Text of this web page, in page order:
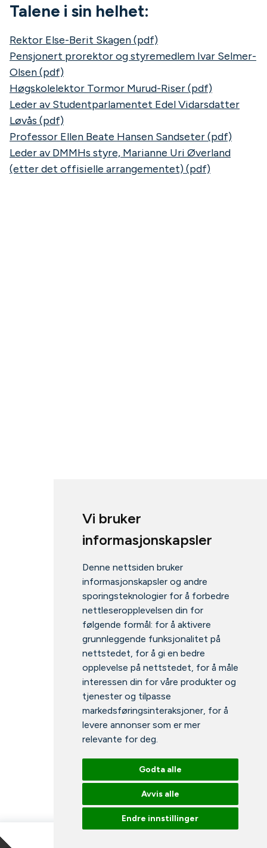
Vi bruker
informasjonskapsler
Denne nettsiden bruker
informasjonskapsler og andre
sporingsteknologier for å forbedre
nettleseropplevelsen din for
følgende formål: for å aktivere
grunnleggende funksjonalitet på
nettstedet, for å gi en bedre
opplevelse på nettstedet, for å måle
interessen din for våre produkter og
tjenester og tilpasse
markedsføringsinteraksjoner, for å
levere annonser som er mer
relevante for deg.
Godta alle
Avvis alle
Endre innstillinger
Talene i sin helhet:
Rektor Else-Berit Skagen (pdf)
Pensjonert prorektor og styremedlem Ivar Selmer-
Olsen (pdf)
Høgskolelektor Tormor Murud-Riser (pdf)
Leder av Studentparlamentet Edel Vidarsdatter
Løvås (pdf)
Professor Ellen Beate Hansen Sandseter (pdf)
Leder av DMMHs styre, Marianne Uri Øverland
(etter det offisielle arrangementet) (pdf)